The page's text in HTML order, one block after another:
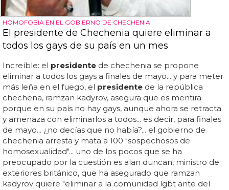
HOMOFOBIA EN EL GOBIERNO DE CHECHENIA
El presidente de Chechenia quiere eliminar a
todos los gays de su país en un mes
Increíble: el presidente de chechenia se propone
eliminar a todos los gays a finales de mayo... y para meter
más leña en el fuego, el presidente de la república
chechena, ramzan kadyrov, asegura que es mentira
porque en su país no hay gays, aunque ahora se retracta
y amenaza con eliminarlos a todos... es decir, para finales
de mayo... ¿no decías que no había?... el gobierno de
chechenia arresta y mata a 100 "sospechosos de
homosexualidad"... uno de los pocos que se ha
preocupado por la cuestión es alan duncan, ministro de
exteriores británico, que ha asegurado que ramzan
kadyrov quiere "eliminar a la comunidad lgbt ante del